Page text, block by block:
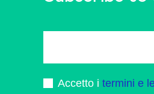
Accetto i termini e